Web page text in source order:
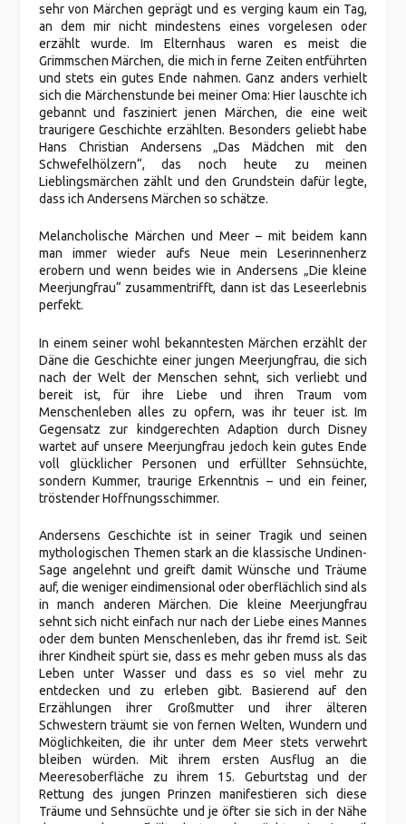
sehr von Märchen geprägt und es verging kaum ein Tag,
an dem mir nicht mindestens eines vorgelesen oder
erzählt wurde. Im Elternhaus waren es meist die
Grimmschen Märchen, die mich in ferne Zeiten entführten
und stets ein gutes Ende nahmen. Ganz anders verhielt
sich die Märchenstunde bei meiner Oma: Hier lauschte ich
gebannt und fasziniert jenen Märchen, die eine weit
traurigere Geschichte erzählten. Besonders geliebt habe
Hans Christian Andersens „Das Mädchen mit den
Schwefelhölzern“, das noch heute zu meinen
Lieblingsmärchen zählt und den Grundstein dafür legte,
dass ich Andersens Märchen so schätze.
Melancholische Märchen und Meer – mit beidem kann
man immer wieder aufs Neue mein Leserinnenherz
erobern und wenn beides wie in Andersens „Die kleine
Meerjungfrau“ zusammentrifft, dann ist das Leseerlebnis
perfekt.
In einem seiner wohl bekanntesten Märchen erzählt der
Däne die Geschichte einer jungen Meerjungfrau, die sich
nach der Welt der Menschen sehnt, sich verliebt und
bereit ist, für ihre Liebe und ihren Traum vom
Menschenleben alles zu opfern, was ihr teuer ist. Im
Gegensatz zur kindgerechten Adaption durch Disney
wartet auf unsere Meerjungfrau jedoch kein gutes Ende
voll glücklicher Personen und erfüllter Sehnsüchte,
sondern Kummer, traurige Erkenntnis – und ein feiner,
tröstender Hoffnungsschimmer.
Andersens Geschichte ist in seiner Tragik und seinen
mythologischen Themen stark an die klassische Undinen-
Sage angelehnt und greift damit Wünsche und Träume
auf, die weniger eindimensional oder oberflächlich sind als
in manch anderen Märchen. Die kleine Meerjungfrau
sehnt sich nicht einfach nur nach der Liebe eines Mannes
oder dem bunten Menschenleben, das ihr fremd ist. Seit
ihrer Kindheit spürt sie, dass es mehr geben muss als das
Leben unter Wasser und dass es so viel mehr zu
entdecken und zu erleben gibt. Basierend auf den
Erzählungen ihrer Großmutter und ihrer älteren
Schwestern träumt sie von fernen Welten, Wundern und
Möglichkeiten, die ihr unter dem Meer stets verwehrt
bleiben würden. Mit ihrem ersten Ausflug an die
Meeresoberfläche zu ihrem 15. Geburtstag und der
Rettung des jungen Prinzen manifestieren sich diese
Träume und Sehnsüchte und je öfter sie sich in der Nähe